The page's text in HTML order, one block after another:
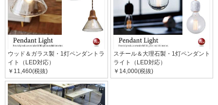
ウッド＆ガラス製・1灯ペンダントラ
イト（LED対応）
￥11,460(税抜)
スチール＆大理石製・1灯ペンダント
ライト（LED対応）
￥14,000(税抜)